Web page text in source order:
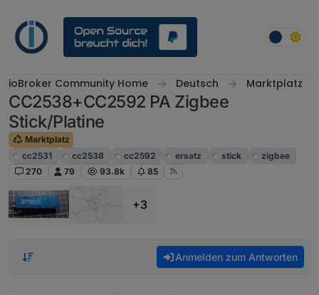
ioBroker Community Home Deutsch Marktplatz
CC2538+CC2592 PA Zigbee
Stick/Platine
Marktplatz
cc2531
cc2538 cc2592 ersatz stick
zigbee
270
79 93.8k 85
+3
Anmelden zum Antworten